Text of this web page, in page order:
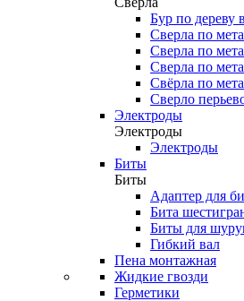
Бур по дереву
Сверла по
Сверла по
Сверла по
Свёрла по
Сверло
Электроды
Электроды
Электроды
Биты
Биты
Адаптер для
Бита
Биты для
Гибкий вал
Пена монтажная
Жидкие гвозди
Герметики